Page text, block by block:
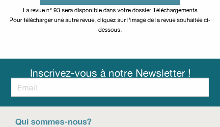
La revue n° 93 sera disponible dans votre dossier Téléchargements
Pour télécharger une autre revue, cliquez sur l'image de la revue souhaitée ci-
dessous.
Inscrivez-vous à notre Newsletter !
Qui sommes-nous?